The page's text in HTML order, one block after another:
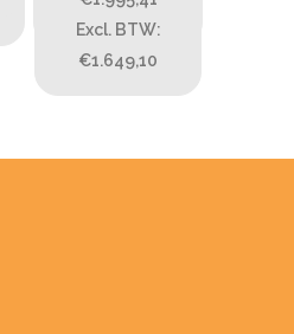
Excl. BTW:
€1.649,10